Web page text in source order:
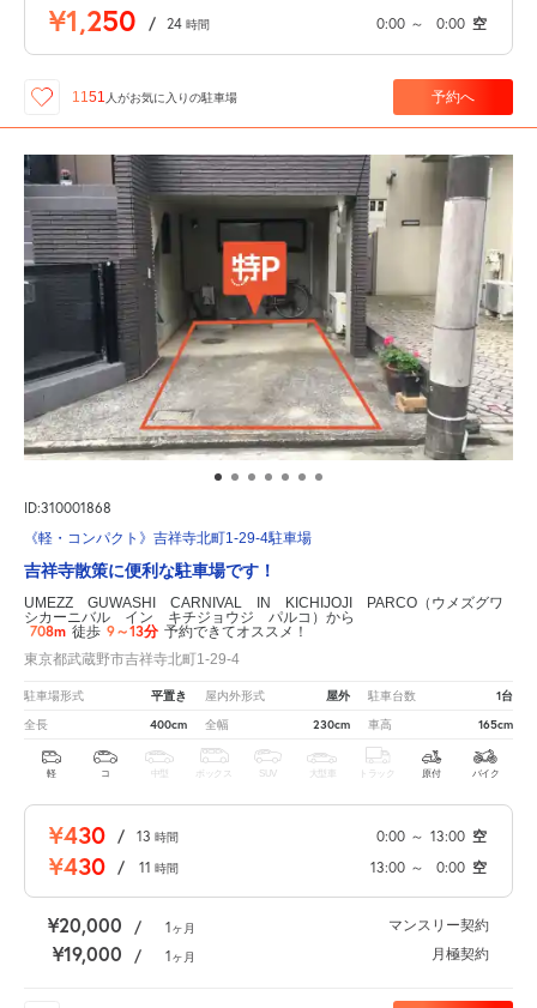
¥1,250 / 24 時間 0:00 ～ 0:00 空
1151 人がお気に入りの駐車場 予約へ
ID:310001868
《軽・コンパクト》吉祥寺北町1-29-4駐車場
吉祥寺散策に便利な駐車場です！
UMEZZ GUWASHI CARNIVAL IN KICHIJOJI PARCO（ウメズグワ
シカーニバル イン キチジョウジ パルコ）から
708m 徒歩 9～13分 予約できてオススメ！
東京都武蔵野市吉祥寺北町1-29-4
駐車場形式 平置き 屋内外形式 屋外 駐車台数 1台
全長 400cm 全幅 230cm 車高 165cm
軽 コ 中型 ボックス SUV 大型車 トラック 原付 バイク
¥430 / 13 時間 0:00 ～ 13:00 空
¥430 / 11 時間 13:00 ～ 0:00 空
¥20,000 / 1ヶ月 マンスリー契約
¥19,000 / 1ヶ月 月極契約